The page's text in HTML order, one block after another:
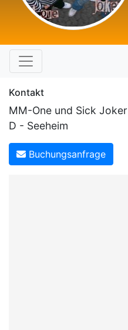
Kontakt
MM-One und Sick Joker
D - Seeheim
Buchungsanfrage